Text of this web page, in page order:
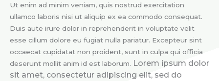
Ut enim ad minim veniam, quis nostrud exercitation
ullamco laboris nisi ut aliquip ex ea commodo consequat.
Duis aute irure dolor in reprehenderit in voluptate velit
esse cillum dolore eu fugiat nulla pariatur. Excepteur sint
occaecat cupidatat non proident, sunt in culpa qui officia
deserunt mollit anim id est laborum. Lorem ipsum dolor
sit amet, consectetur adipiscing elit, sed do